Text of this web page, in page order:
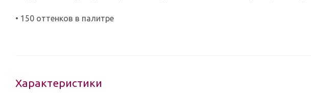
• 150 оттенков в палитре
Характеристики